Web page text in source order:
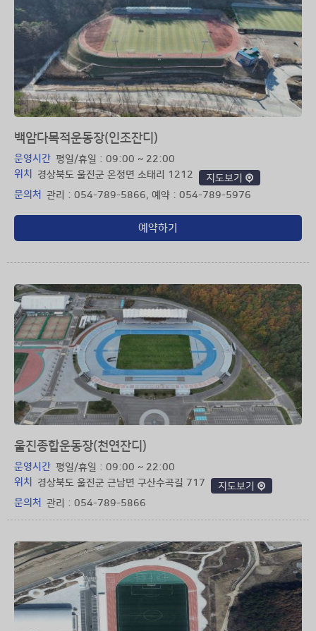
백암다목적운동장(인조잔디)
운영시간 평일/휴일 : 09:00 ~ 22:00
위치
경상북도 울진군 온정면 소태리 1212
지도보기
문의처
관리 : 054-789-5866, 예약 : 054-789-5976
예약하기
울진종합운동장(천연잔디)
운영시간 평일/휴일 : 09:00 ~ 22:00
위치
경상북도 울진군 근남면 구산수곡길 717
지도보기
문의처
관리 : 054-789-5866